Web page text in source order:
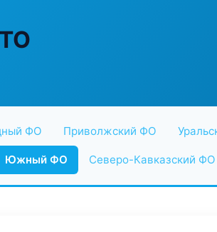
ФО Приволжский ФО
Южный ФО Северо-Кавказский ФО